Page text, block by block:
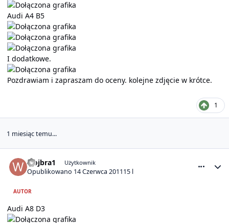
Audi A4 B5
I dodatkowe.
Pozdrawiam i zapraszam do oceny. kolejne zdjęcie w krótce.
1
1 miesiąc temu...
wojbra1 Użytkownik
Opublikowano 14 Czerwca 201115 l
AUTOR
Audi A8 D3